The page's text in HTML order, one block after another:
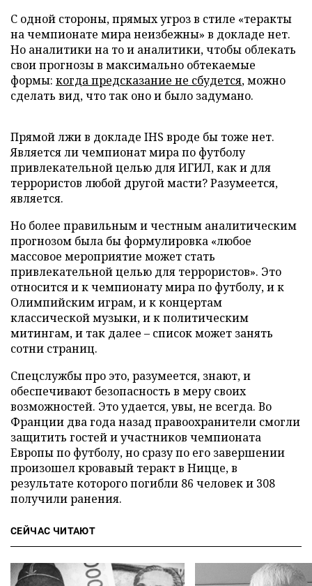
С одной стороны, прямых угроз в стиле «теракты
на чемпионате мира неизбежны» в докладе нет.
Но аналитики на то и аналитики, чтобы облекать
свои прогнозы в максимально обтекаемые
формы: когда предсказание не сбудется, можно
сделать вид, что так оно и было задумано.
Прямой лжи в докладе IHS вроде бы тоже нет.
Является ли чемпионат мира по футболу
привлекательной целью для ИГИЛ, как и для
террористов любой другой масти? Разумеется,
является.
Но более правильным и честным аналитическим
прогнозом была бы формулировка «любое
массовое мероприятие может стать
привлекательной целью для террористов». Это
относится и к чемпионату мира по футболу, и к
Олимпийским играм, и к концертам
классической музыки, и к политическим
митингам, и так далее – список может занять
сотни страниц.
Спецслужбы про это, разумеется, знают, и
обеспечивают безопасность в меру своих
возможностей. Это удается, увы, не всегда. Во
Франции два года назад правоохранители смогли
защитить гостей и участников чемпионата
Европы по футболу, но сразу по его завершении
произошел кровавый теракт в Ницце, в
результате которого погибли 86 человек и 308
получили ранения.
СЕЙЧАС ЧИТАЮТ